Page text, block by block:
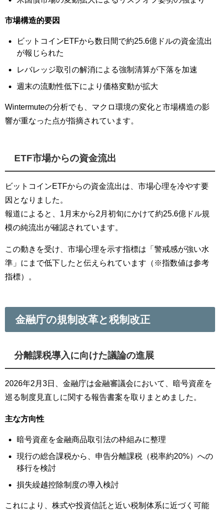
市場構造的要因
ビットコインETFから数日間で約25.6億ドルの資金流出
が報じられた
レバレッジ取引の解消による強制清算が下落を加速
週末の流動性低下により価格変動が拡大
Wintermuteの分析でも、マクロ環境の変化と市場構造の影
響が重なった点が指摘されています。
ETF市場からの資金流出
ビットコインETFからの資金流出は、市場心理を冷やす要
因となりました。
報道によると、1月末から2月初旬にかけて約25.6億ドル規
模の純流出が確認されています。
この動きを受け、市場心理を示す指標は「警戒感が強い水
準」にまで低下したと伝えられています（※指数値は参考
指標）。
金融庁の規制改革と税制改正
分離課税導入に向けた議論の進展
2026年2月3日、金融庁は金融審議会において、暗号資産を
巡る制度見直しに関する報告書案を取りまとめました。
主な方向性
暗号資産を金融商品取引法の枠組みに整理
現行の総合課税から、申告分離課税（税率約20%）への
移行を検討
損失繰越控除制度の導入検討
これにより、株式や投資信託と近い税制体系に近づく可能